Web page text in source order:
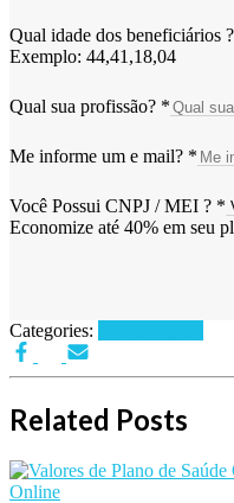
Qual idade dos beneficiários ?
Exemplo: 44,41,18,04
Qual sua profissão? *
Me informe um e mail? *
Você Possui CNPJ / MEI ? *
Economize até 40% em seu
Categories:
Related Posts